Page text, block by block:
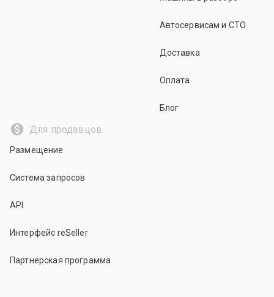
Автосервисам и СТО
Доставка
Оплата
Блог
Для продавцов
Размещение
Система запросов
API
Интерфейс reSeller
Партнерская программа